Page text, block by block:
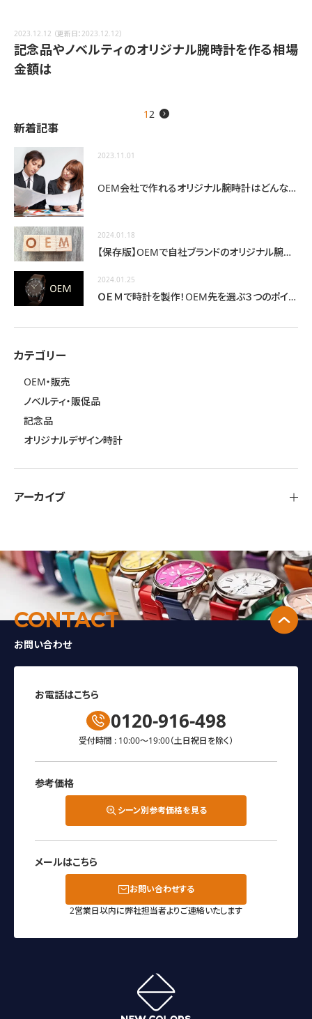
2023.12.12 （更新日：2023.12.12）
記念品やノベルティのオリジナル腕時計を作る相場
金額は
1 2 →
新着記事
2023.11.01
OEM会社で作れるオリジナル腕時計はどんな種類がある？
2024.01.18
【保存版】OEMで自社ブランドのオリジナル腕時計を作る
2024.01.25
ＯＥＭで時計を製作！OEM先を選ぶ３つのポイント
カテゴリー
OEM・販売
ノベルティ・販促品
記念品
オリジナルデザイン時計
アーカイブ
↑
CONTACT
お問い合わせ
お電話はこちら
0120-916-498
受付時間 : 10:00～19:00（土日祝日を除く）
参考価格
シーン別参考価格を見る
メールはこちら
お問い合わせする
2営業日以内に弊社担当者よりご連絡いたします